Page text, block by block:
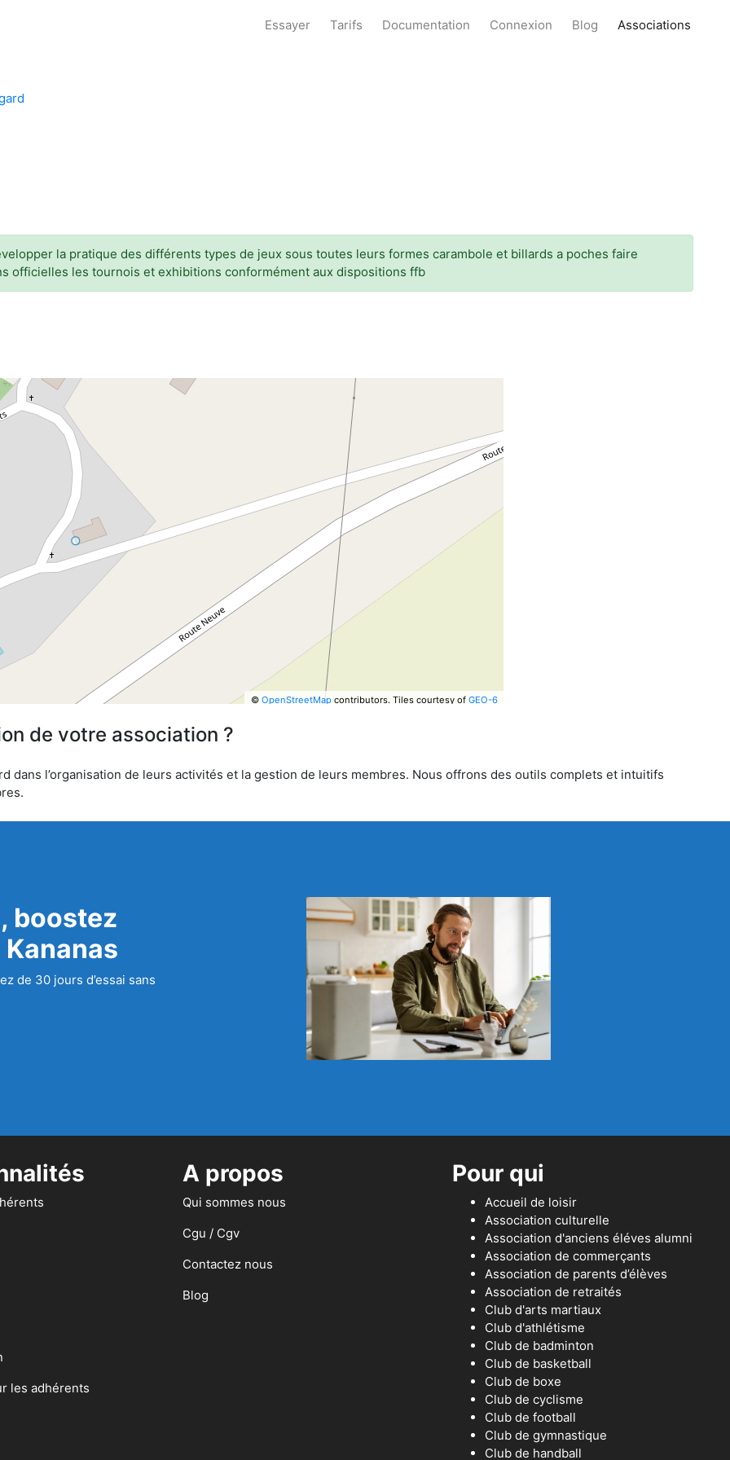
Essayer Tarifs Documentation Connexion Blog Associations
la pratique des différents types de jeux sous toutes leurs formes carambole et billards a poches faire
officielles les tournois et exhibitions conformément aux dispositions ffb
© OpenStreetMapcontributors. Tiles courtesy of GEO-6
de votre association ?
dans l’organisation de leurs activités et la gestion de leurs membres. Nous offrons des outils complets et intuitifs
boostez
de 30 jours d’essai sans
les adhérents
A propos
Qui sommes nous
Cgu / Cgv
Contactez nous
Blog
Pour qui
Accueil de loisir
Association culturelle
Association d'anciens éléves alumni
Association de commerçants
Association de parents d’élèves
Association de retraités
Club d'arts martiaux
Club d'athlétisme
Club de badminton
Club de basketball
Club de boxe
Club de cyclisme
Club de football
Club de gymnastique
Club de handball